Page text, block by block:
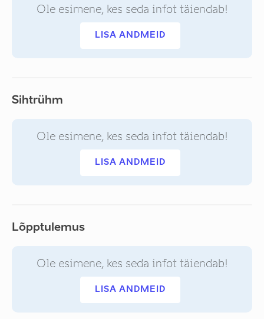
Ole esimene, kes seda infot täiendab!
LISA ANDMEID
Sihtrühm
Ole esimene, kes seda infot täiendab!
LISA ANDMEID
Lõpptulemus
Ole esimene, kes seda infot täiendab!
LISA ANDMEID